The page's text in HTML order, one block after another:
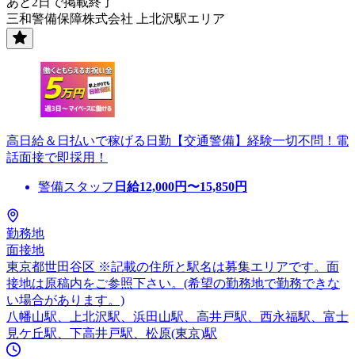
三和警備保障株式会社 上北沢駅エリア
高日給＆日払いで稼げる日勤【交通警備】経験一切不問！電
話面接で即採用！
警備スタッフ 日給12,000円〜15,850円
勤務地
面接地
東京都世田谷区 ※記載の住所と駅名は募集エリアです。面
接地は原稿内をご参照下さい。(希望の勤務地で勤務できな
い場合があります。)
八幡山駅、上北沢駅、浜田山駅、高井戸駅、西永福駅、富士
見ケ丘駅、下高井戸駅、松原(東京)駅